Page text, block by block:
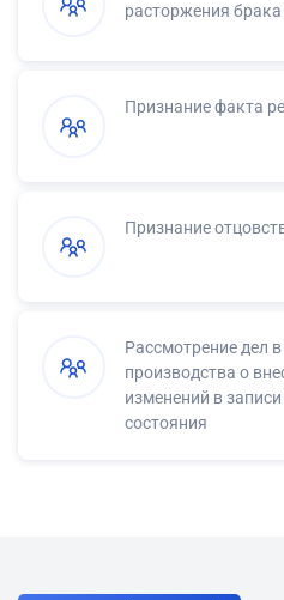
расторжения брака
Признание факта
Признание
Рассмотрение дел
производства о
изменений в
состояния